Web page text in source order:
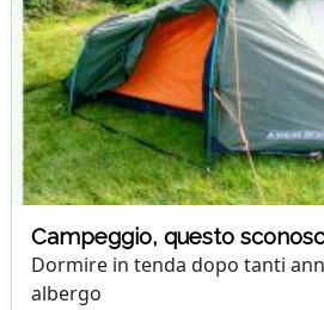
Campeggio, questo
Dormire in tenda dopo tanti
albergo